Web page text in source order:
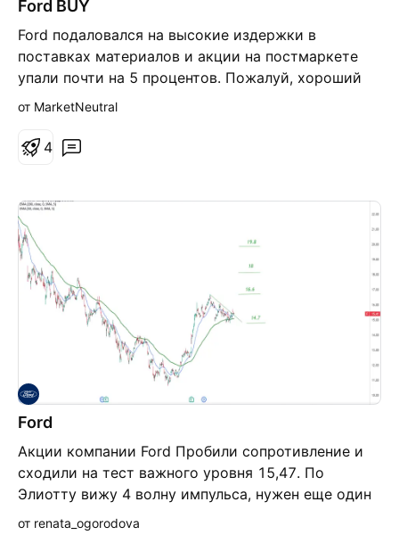
Ford BUY
Ford подаловался на высокие издержки в
поставках материалов и акции на постмаркете
упали почти на 5 процентов. Пожалуй, хороший
повод прибрать немного бумаг. Треть или
инфляцией а оценка компании выгляит неплохо
и
н
я
от MarketNeutral
4
Ford
Акции компании Ford Пробили сопротивление и
сходили на тест важного уровня 15,47. По
Элиотту вижу 4 волну импульса, нужен еще один
поход наверх прежде, чем уйти на коррекцию.
от renata_ogorodova